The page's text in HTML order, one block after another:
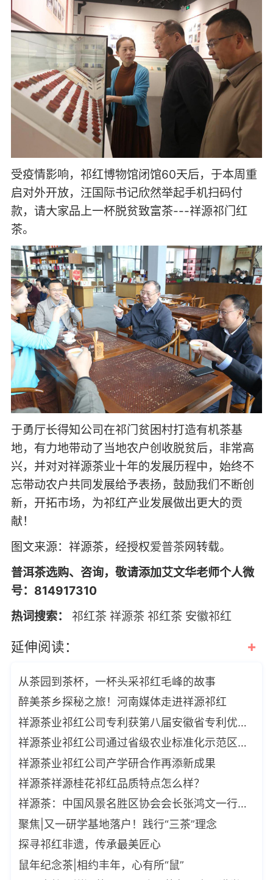
受疫情影响，祁红博物馆闭馆60天后，于本周重
启对外开放，汪国际书记欣然举起手机扫码付
款，请大家品上一杯脱贫致富茶---祥源祁门红
茶。
于勇厅长得知公司在祁门贫困村打造有机茶基
地，有力地带动了当地农户创收脱贫后，非常高
兴，并对对祥源茶业十年的发展历程中，始终不
忘带动农户共同发展给予表扬，鼓励我们不断创
新，开拓市场，为祁红产业发展做出更大的贡
献！
图文来源：祥源茶，经授权爱普茶网转载。
普洱茶选购、咨询，敬请添加艾文华老师个人微
号：814917310
热词搜索：
祁红茶 祥源茶 祁红茶 安徽祁红
延伸阅读： +
从茶园到茶杯，一杯头采祁红毛峰的故事
醉美茶乡探秘之旅！河南媒体走进祥源祁红
祥源茶业祁红公司专利获第八届安徽省专利优秀奖
祥源茶业祁红公司通过省级农业标准化示范区创建考核
祥源茶业祁红公司产学研合作再添新成果
祥源茶祥源桂花祁红品质特点怎么样？
祥源茶：中国风景名胜区协会会长张鸿文一行考察祥源祁红产业文化博览园
聚焦|又一研学基地落户！践行“三茶”理念
探寻祁红非遗，传承最美匠心
鼠年纪念茶|相约丰年，心有所“鼠”